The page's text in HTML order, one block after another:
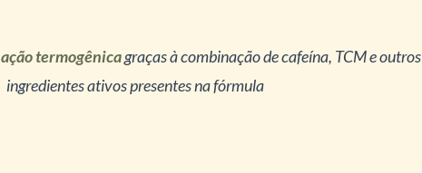
ação termogênicagraças à combinação de cafeína, TCM e outros
ingredientes ativos presentes na fórmula